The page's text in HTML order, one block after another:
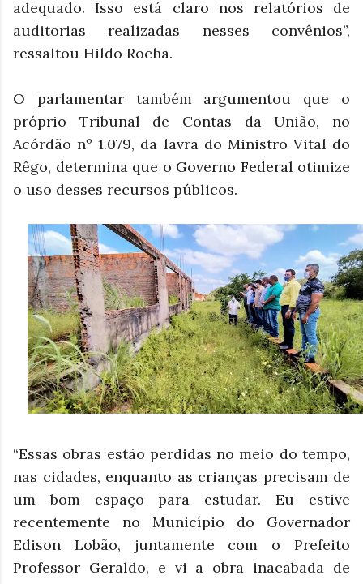
adequado. Isso está claro nos relatórios de
auditorias realizadas nesses convênios”,
ressaltou Hildo Rocha.
O parlamentar também argumentou que o
próprio Tribunal de Contas da União, no
Acórdão nº 1.079, da lavra do Ministro Vital do
Rêgo, determina que o Governo Federal otimize
o uso desses recursos públicos.
“Essas obras estão perdidas no meio do tempo,
nas cidades, enquanto as crianças precisam de
um bom espaço para estudar. Eu estive
recentemente no Município do Governador
Edison Lobão, juntamente com o Prefeito
Professor Geraldo, e vi a obra inacabada de